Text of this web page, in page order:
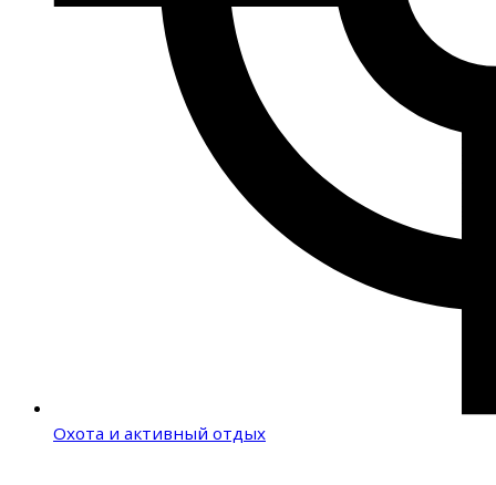
Охота и активный отдых